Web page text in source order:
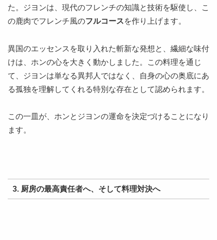
た。ジヨンは、現代のフレンチの知識と技術を駆使し、こ
の鹿肉でフレンチ風のフルコースを作り上げます。
異国のエッセンスを取り入れた斬新な発想と、繊細な味付
けは、ホンの心を大きく動かしました。この料理を通じ
て、ジヨンは単なる異邦人ではなく、自身の心の奥底にあ
る孤独を理解してくれる特別な存在として認められます。
この一皿が、ホンとジヨンの運命を決定づけることになり
ます。
3. 厨房の最高責任者へ、そして料理対決へ